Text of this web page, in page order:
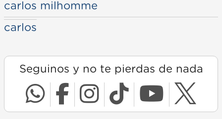
carlos milhomme
carlos
Seguinos y no te pierdas de nada